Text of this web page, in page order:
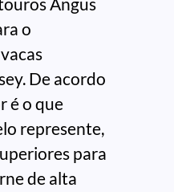
o
De acordo
é o que
represente,
para
de alta